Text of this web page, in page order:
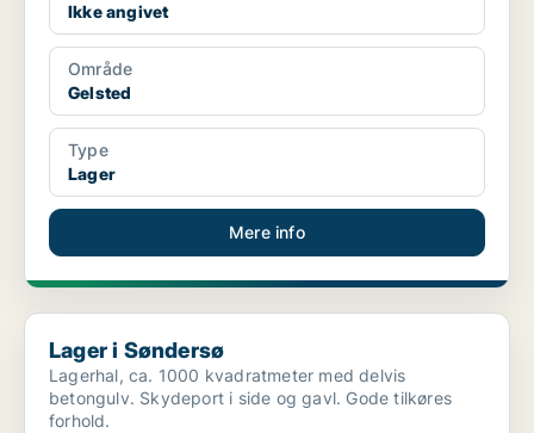
Ikke angivet
Område
Gelsted
Type
Lager
Mere info
Lager i Søndersø
Lager i Søndersø
Lagerhal, ca. 1000 kvadratmeter med delvis
betongulv. Skydeport i side og gavl. Gode tilkøres
forhold.